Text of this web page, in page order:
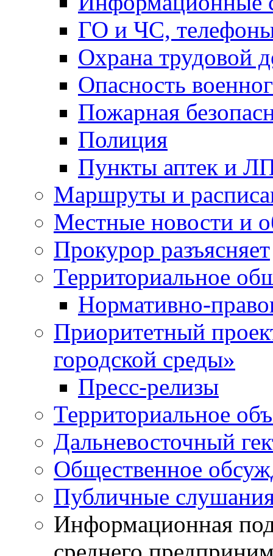
ГО и ЧС,
Охрана трудовой
Опасность
Пожарная
Полиция
Пункты аптек и
Маршруты и
Местные новости и
Прокурор разъясняет
Территориальное
Нормативно-
Приоритетный
городской среды»
Пресс-релизы
Территориальное
Дальневосточный
Общественное
Публичные
Информационная